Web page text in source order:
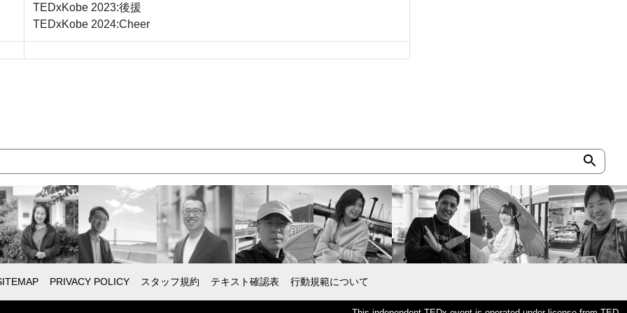
TEDxKobe 2023:後援
TEDxKobe 2024:Cheer
PRIVACY POLICY スタッフ規約 テキスト確認表 行動規範について